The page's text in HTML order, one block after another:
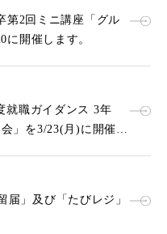
第2回ミニ講座「グル
に開催します。
就職ガイダンス 3年
」を3/23(月)に開催し
届」及び「たびレジ」